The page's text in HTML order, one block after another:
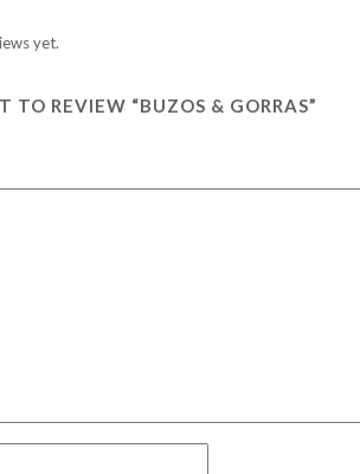
yet.
TO REVIEW “BUZOS & GORRAS”